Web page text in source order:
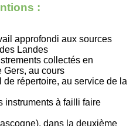
:
approfondi aux sources
Landes
collectés en
Gers, au cours
répertoire, au service de la
instruments à failli faire
dans la deuxième